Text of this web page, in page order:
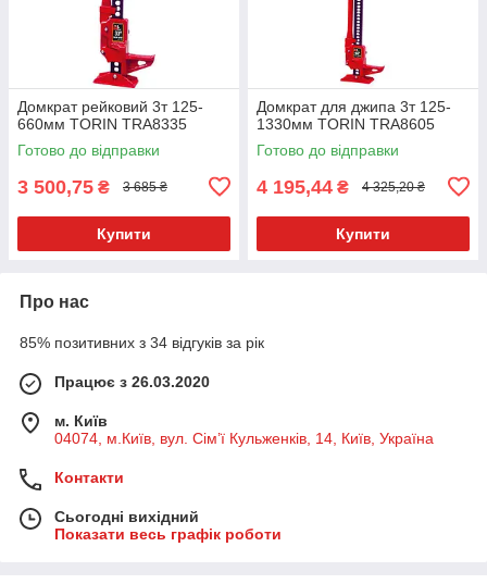
Домкрат рейковий 3т 125-
660мм TORIN TRA8335
Готово до відправки
3 500,75 ₴ 3 685 ₴
Купити
Домкрат для джипа 3т 125-
1330мм TORIN TRA8605
Готово до відправки
4 195,44 ₴ 4 325,20 ₴
Купити
Про нас
85% позитивних з 34 відгуків за рік
Працює з 26.03.2020
м. Київ
04074, м.Київ, вул. Сім’ї Кульженків, 14, Київ, Україна
Контакти
Сьогодні вихідний
Показати весь графік роботи